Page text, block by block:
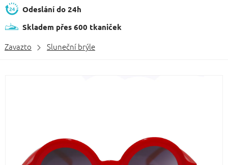
Odeslání do 24h
Skladem přes 600 tkaniček
Zavazto Sluneční brýle